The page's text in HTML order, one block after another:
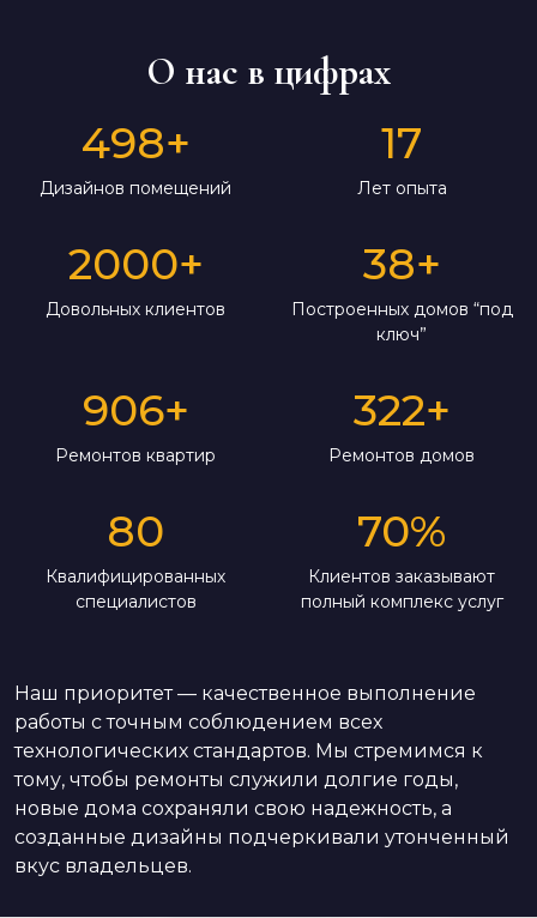
О нас в цифрах
498+
Дизайнов помещений
17
Лет опыта
2000+
Довольных клиентов
38+
Построенных домов “под
ключ”
906+
Ремонтов квартир
322+
Ремонтов домов
80
Квалифицированных
специалистов
70%
Клиентов заказывают
полный комплекс услуг
Наш приоритет — качественное выполнение
работы с точным соблюдением всех
технологических стандартов. Мы стремимся к
тому, чтобы ремонты служили долгие годы,
новые дома сохраняли свою надежность, а
созданные дизайны подчеркивали утонченный
вкус владельцев.